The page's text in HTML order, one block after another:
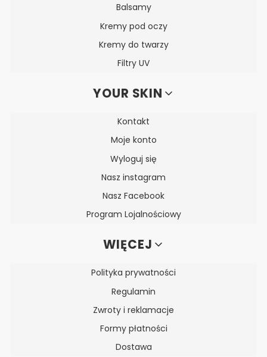
Balsamy
Kremy pod oczy
Kremy do twarzy
Filtry UV
YOUR SKIN
Kontakt
Moje konto
Wyloguj się
Nasz instagram
Nasz Facebook
Program Lojalnościowy
WIĘCEJ
Polityka prywatności
Regulamin
Zwroty i reklamacje
Formy płatności
Dostawa